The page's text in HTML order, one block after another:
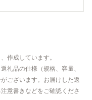
作成しています。
礼品の仕様（規格、容量、
ございます。お届けした返
意書きなどをご確認くださ